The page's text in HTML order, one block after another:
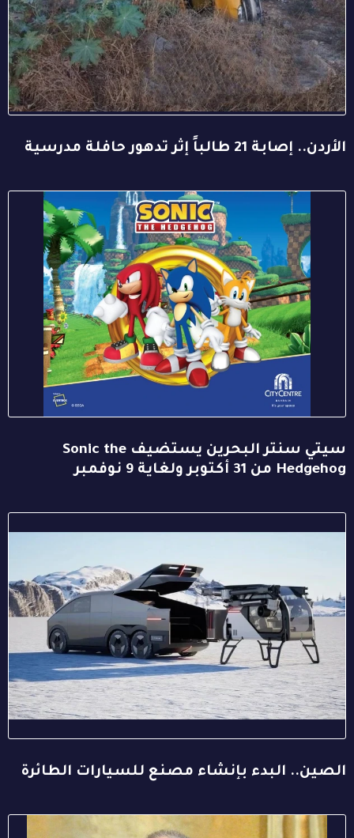
الأردن.. إصابة 21 طالباً إثر تدهور حافلة مدرسية
سيتي سنتر البحرين يستضيف Sonic the
Hedgehog من 31 أكتوبر ولغاية 9 نوفمبر
الصين.. البدء بإنشاء مصنع للسيارات الطائرة